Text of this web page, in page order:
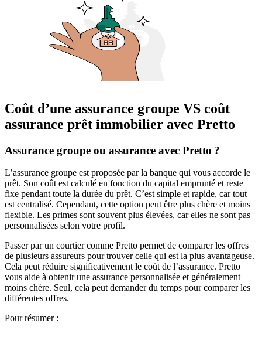
Coût d’une assurance groupe VS coût
assurance prêt immobilier avec Pretto
Assurance groupe ou assurance avec Pretto ?
L’assurance groupe est proposée par la banque qui vous accorde le
prêt. Son coût est calculé en fonction du capital emprunté et reste
fixe pendant toute la durée du prêt. C’est simple et rapide, car tout
est centralisé. Cependant, cette option peut être plus chère et moins
flexible. Les primes sont souvent plus élevées, car elles ne sont pas
personnalisées selon votre profil.
Passer par un courtier comme Pretto permet de comparer les offres
de plusieurs assureurs pour trouver celle qui est la plus avantageuse.
Cela peut réduire significativement le coût de l’assurance. Pretto
vous aide à obtenir une assurance personnalisée et généralement
moins chère. Seul, cela peut demander du temps pour comparer les
différentes offres.
Pour résumer :